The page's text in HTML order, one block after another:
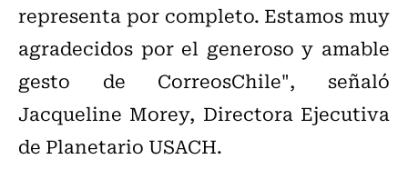
representa por completo. Estamos muy
agradecidos por el generoso y amable
gesto de CorreosChile", señaló
Jacqueline Morey, Directora Ejecutiva
de Planetario USACH.